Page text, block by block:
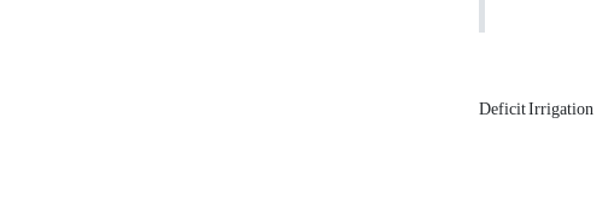
Deficit Irrigation